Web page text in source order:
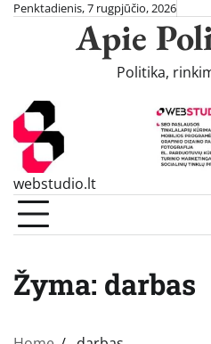
SkipPenktadienis, 7 rugpjūčio, 2026
Apie
Politika,
webstudio.lt
Žyma: darbas